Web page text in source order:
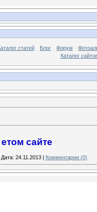
статей Блог Форум
Каталог
сайте
Дата: 24.11.2013 | Комментарии (0)